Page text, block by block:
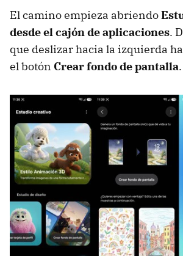
El camino empieza abriendo
desde el cajón de aplicaciones.
que deslizar hacia la izquierda
el botón Crear fondo de pantalla.